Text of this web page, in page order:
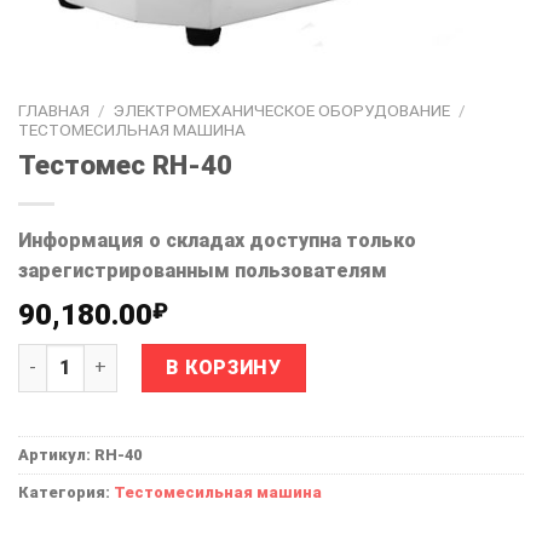
ГЛАВНАЯ / ЭЛЕКТРОМЕХАНИЧЕСКОЕ ОБОРУДОВАНИЕ /
ТЕСТОМЕСИЛЬНАЯ МАШИНА
Тестомес RH-40
Информация о складах доступна только
зарегистрированным пользователям
90,180.00₽
Количество товара Тестомес RH-40
В КОРЗИНУ
Артикул: RH-40
Категория: Тестомесильная машина